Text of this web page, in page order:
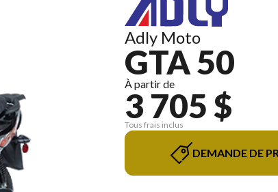
Adly Moto
GTA 50
À partir de
3 705 $
Tous frais inclus
DEMANDE DE